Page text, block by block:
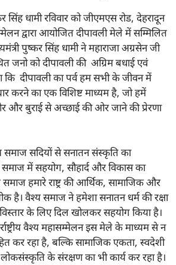
सिंह धामी रविवार को जीएमएस रोड, देहरादून
द्वारा आयोजित दीपावली मेले में सम्मिलित
पुष्कर सिंह धामी ने महाराजा अग्रसेन जी
जनो को दीपावली की अग्रिम बधाई एवं
दीपावली का पर्व हम सभी के जीवन में
करने का एक विशिष्ट माध्यम है, जो हमें
और बुराई से अच्छाई की ओर जाने की प्रेरणा
समाज सदियों से सनातन संस्कृति का
में सहयोग, सौहार्द और विकास का
हमारे राष्ट्र की आर्थिक, सामाजिक और
है। वैश्य समाज ने हमेशा सनातन धर्म की रक्षा
के लिए दिल खोलकर सहयोग किया है।
वैश्य महासम्मेलन इस मेले के माध्यम से न
कर रहा है, बल्कि सामाजिक एकता, स्वदेशी
लोकसंस्कृति के संरक्षण का भी कार्य कर रहा है।